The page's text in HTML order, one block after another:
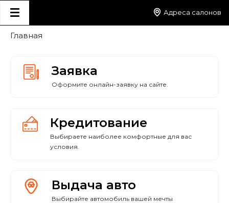
Адреса салонов
Главная
Заявка
Оформите онлайн-заявку на сайте.
Кредитование
Выбираете наиболее комфортные для вас
условия.
Выдача авто
Выбирайте автомобиль вашей мечты